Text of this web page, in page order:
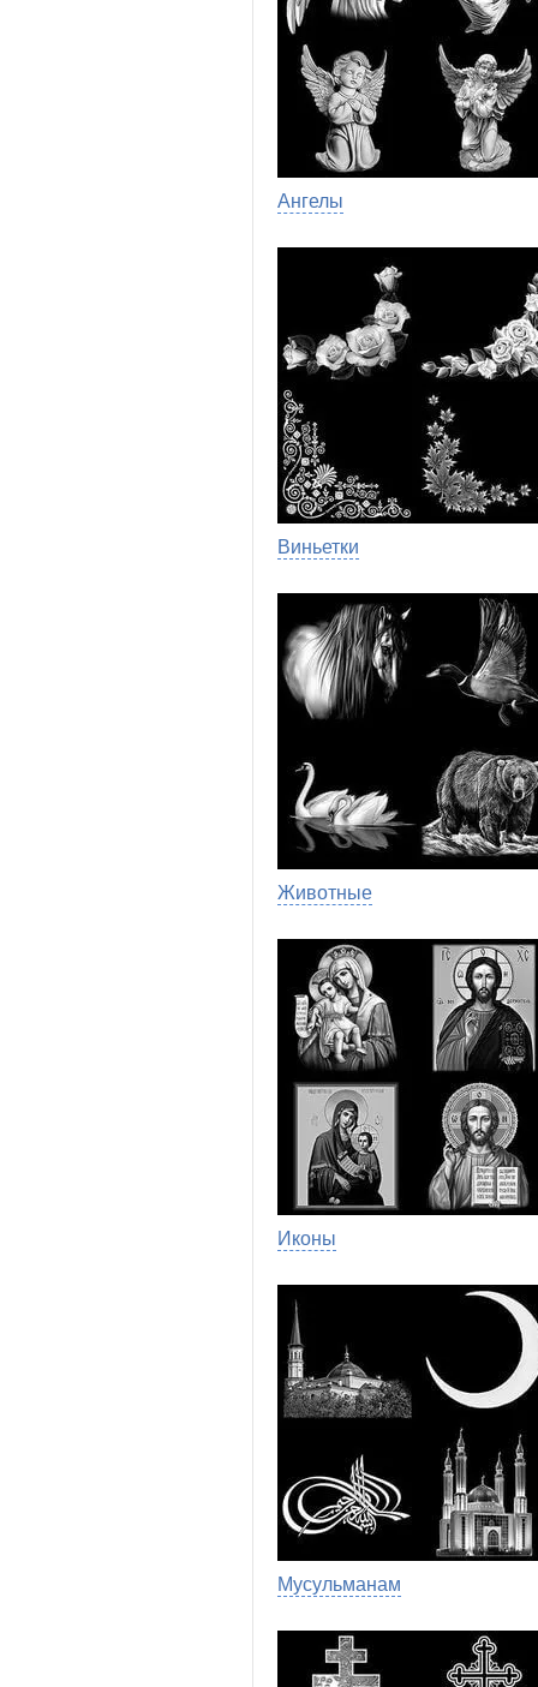
Ангелы
Виньетки
Животные
Иконы
Мусульманам